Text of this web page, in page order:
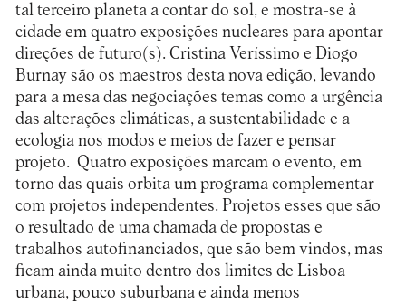
tal terceiro planeta a contar do sol, e mostra-se à
cidade em quatro exposições nucleares para apontar
direções de futuro(s). Cristina Veríssimo e Diogo
Burnay são os maestros desta nova edição, levando
para a mesa das negociações temas como a urgência
das alterações climáticas, a sustentabilidade e a
ecologia nos modos e meios de fazer e pensar
projeto. Quatro exposições marcam o evento, em
torno das quais orbita um programa complementar
com projetos independentes. Projetos esses que são
o resultado de uma chamada de propostas e
trabalhos autofinanciados, que são bem vindos, mas
ficam ainda muito dentro dos limites de Lisboa
urbana, pouco suburbana e ainda menos